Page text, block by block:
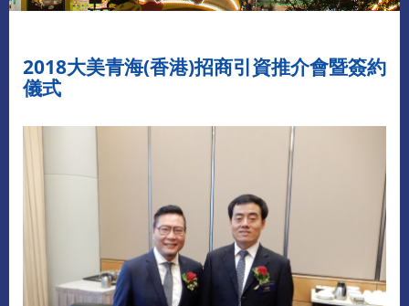
2018大美青海(香港)招商引資推介會暨簽約
儀式